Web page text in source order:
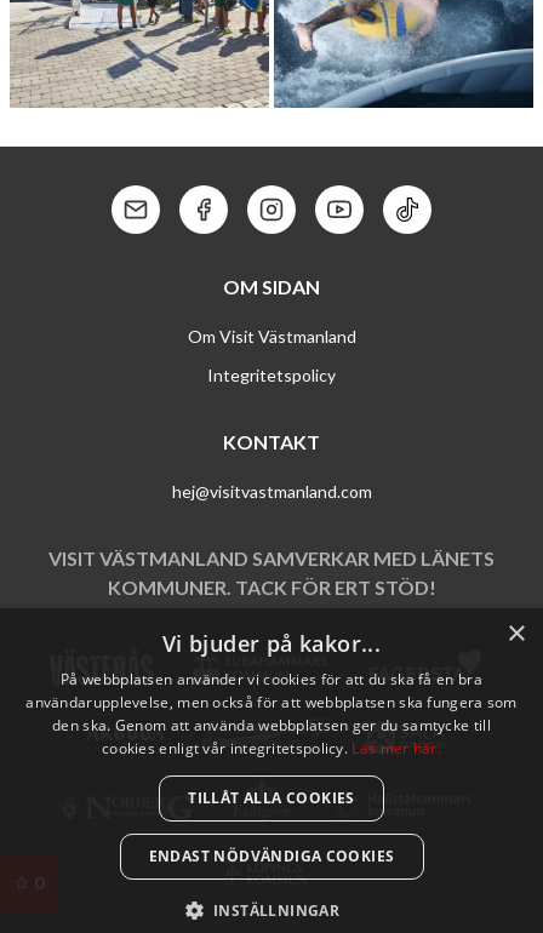
0
Kontakt: MailKontakt: Facebook
Kontakt: Instagram
Kontakt: Youtube
Kontakt: Tik
OM SIDAN
Om Visit Västmanland
Integritetspolicy
KONTAKT
hej@visitvastmanland.com
VISIT VÄSTMANLAND SAMVERKAR MED LÄNETS
KOMMUNER. TACK FÖR ERT STÖD!
×
Vi bjuder på kakor...
På webbplatsen använder vi cookies för att du ska få en bra
användarupplevelse, men också för att webbplatsen ska fungera som
den ska. Genom att använda webbplatsen ger du samtycke till
cookies enligt vår integritetspolicy. Läs mer här.
TILLÅT ALLA COOKIES
ENDAST NÖDVÄNDIGA COOKIES
INSTÄLLNINGAR